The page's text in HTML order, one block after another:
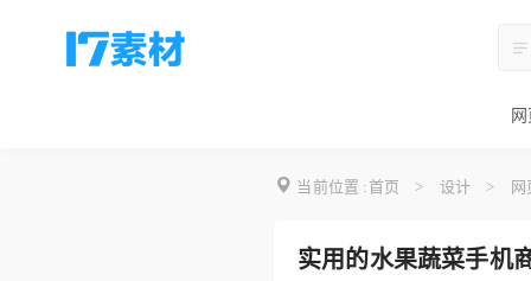
当前位置 :首页 > 设计 > 网
实用的水果蔬菜手机